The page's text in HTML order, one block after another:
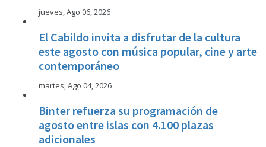
jueves, Ago 06, 2026
El Cabildo invita a disfrutar de la cultura
este agosto con música popular, cine y arte
contemporáneo
martes, Ago 04, 2026
Binter refuerza su programación de
agosto entre islas con 4.100 plazas
adicionales